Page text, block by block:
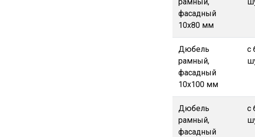
рамный,
фасадный
10х80 мм
Дюбель
рамный,
фасадный
10х100 мм
с
Дюбель
рамный,
фасадный
с